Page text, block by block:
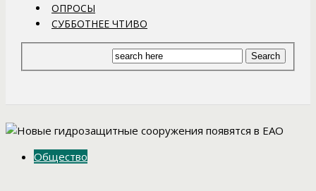
ОПРОСЫ
СУББОТНЕЕ ЧТИВО
Общество